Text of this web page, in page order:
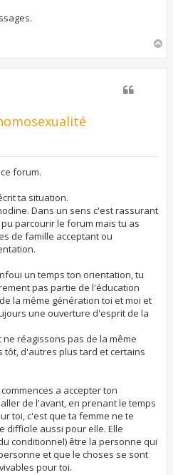
u
forum.
ta situation.
Dans un sens c'est rassurant
parcourir le forum mais tu as
de famille acceptant ou
un temps ton orientation, tu
pas partie de l'éducation
la même génération toi et moi et
une ouverture d'esprit de la
réagissons pas de la même
tôt, d'autres plus tard et certains
a accepter ton
de l'avant, en prenant le temps
toi, c'est que ta femme ne te
difficile aussi pour elle. Elle
conditionnel) être la personne qui
et que le choses se sont
pour toi.